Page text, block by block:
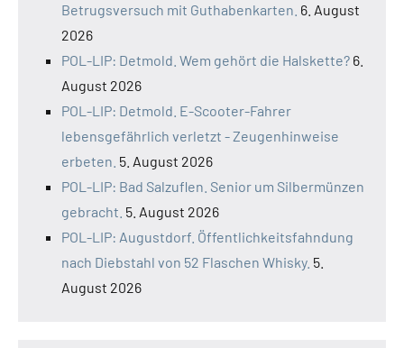
Betrugsversuch mit Guthabenkarten. 6. August
2026
POL-LIP: Detmold. Wem gehört die Halskette? 6.
August 2026
POL-LIP: Detmold. E-Scooter-Fahrer
lebensgefährlich verletzt - Zeugenhinweise
erbeten. 5. August 2026
POL-LIP: Bad Salzuflen. Senior um Silbermünzen
gebracht. 5. August 2026
POL-LIP: Augustdorf. Öffentlichkeitsfahndung
nach Diebstahl von 52 Flaschen Whisky. 5.
August 2026